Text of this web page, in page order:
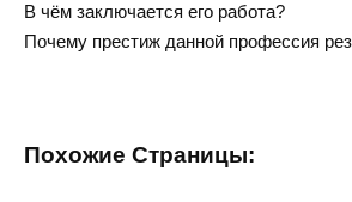
В чём заключается его работа?
Почему престиж данной профессия
Похожие Страницы: